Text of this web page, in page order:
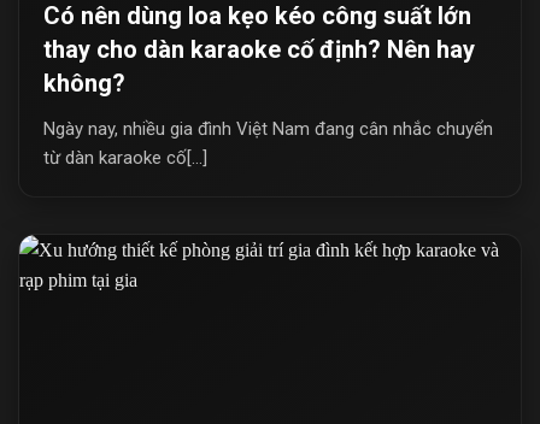
Có nên dùng loa kẹo kéo công suất lớn
thay cho dàn karaoke cố định? Nên hay
không?
Ngày nay, nhiều gia đình Việt Nam đang cân nhắc chuyển
từ dàn karaoke cố[...]